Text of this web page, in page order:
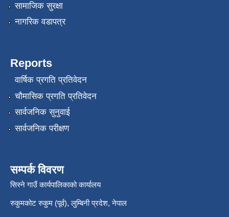
सामाजिक सुरक्षा
नागरिक वडापत्र
Reports
वार्षिक प्रगति प्रतिवेदन
चौमासिक प्रगति प्रतिवेदन
सार्वजनिक सुनुवाई
सार्वजनिक परीक्षण
सम्पर्क विवरण
सिस्ने गाउँ कार्यपालिकाको कार्यालय
रुकुमकोट रुकुम (पूर्व), लुम्बिनी प्रदेश, नेपाल